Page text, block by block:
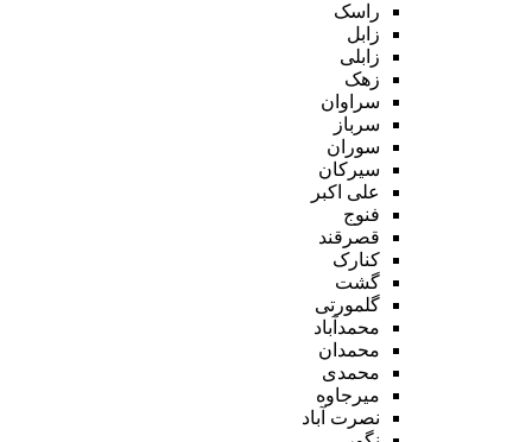
راسک
زابل
زابلی
زهک
سراوان
سرباز
سوران
سیرکان
علی اکبر
فنوج
قصرقند
کنارک
گشت
گلمورتی
محمدآباد
محمدان
محمدی
میرجاوه
نصرت آباد